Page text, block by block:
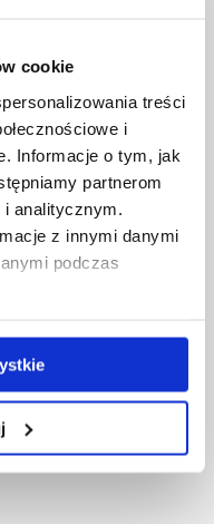
cookie
treści
i
Informacje o tym, jak
partnerom
analitycznym.
z innymi danymi
podczas